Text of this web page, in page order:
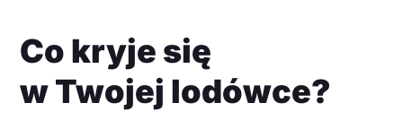
Co kryje się
w Twojej lodówce?